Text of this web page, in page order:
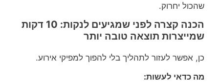
שהכול יחרוק.
הכנה קצרה לפני שמגיעים לנקות: 10 דקות
שמייצרות תוצאה טובה יותר
כן, אפשר לעזור לתהליך בלי להפוך למפיקי אירוע.
מה כדאי לעשות: